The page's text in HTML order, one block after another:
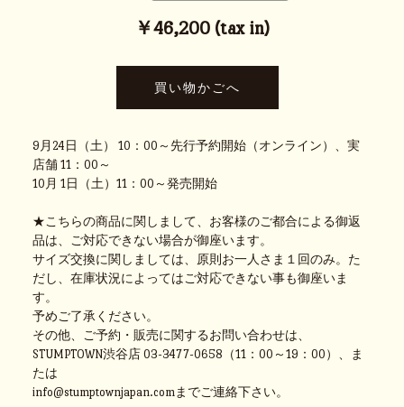
￥46,200 (tax in)
9月24日（土） 10：00～先行予約開始（オンライン）、実
店舗 11：00～
10月 1日（土）11：00～発売開始
★こちらの商品に関しまして、お客様のご都合による御返
品は、ご対応できない場合が御座います。
サイズ交換に関しましては、原則お一人さま１回のみ。た
だし、在庫状況によってはご対応できない事も御座いま
す。
予めご了承ください。
その他、ご予約・販売に関するお問い合わせは、
STUMPTOWN渋谷店 03-3477-0658（11：00～19：00）、ま
たは
info@stumptownjapan.comまでご連絡下さい。